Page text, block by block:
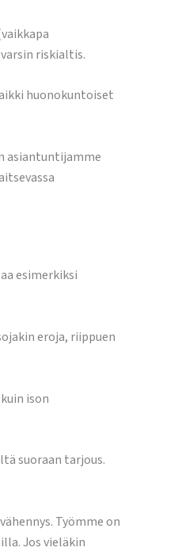
riskialtis.
huonokuntoiset
asiantuntijamme
esimerkiksi
eroja, riippuen
ison
suoraan tarjous.
Työmme on
Jos vieläkin